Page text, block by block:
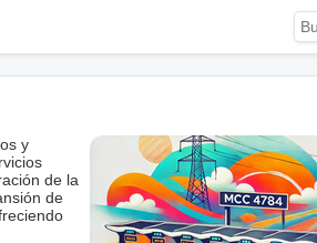
y
de la
de